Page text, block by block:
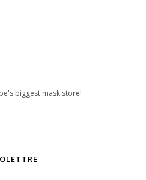
biggest mask store!